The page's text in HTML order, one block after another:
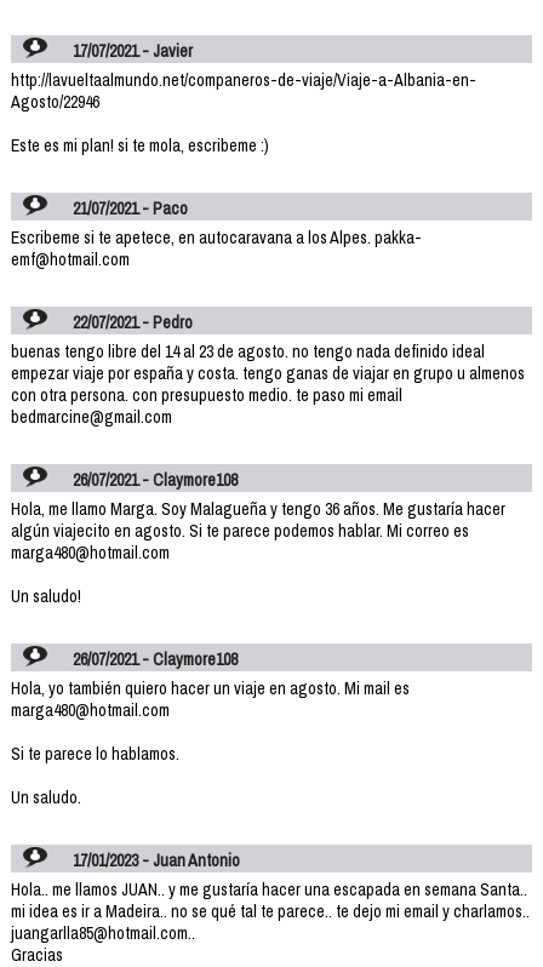
17/07/2021 - Javier
http://lavueltaalmundo.net/companeros-de-viaje/Viaje-a-Albania-en-
Agosto/22946
Este es mi plan! si te mola, escribeme :)
21/07/2021 - Paco
Escribeme si te apetece, en autocaravana a los Alpes. pakka-
emf@hotmail.com
22/07/2021 - Pedro
buenas tengo libre del 14 al 23 de agosto. no tengo nada definido ideal
empezar viaje por españa y costa. tengo ganas de viajar en grupo u almenos
con otra persona. con presupuesto medio. te paso mi email
bedmarcine@gmail.com
26/07/2021 - Claymore108
Hola, me llamo Marga. Soy Malagueña y tengo 36 años. Me gustaría hacer
algún viajecito en agosto. Si te parece podemos hablar. Mi correo es
marga480@hotmail.com
Un saludo!
26/07/2021 - Claymore108
Hola, yo también quiero hacer un viaje en agosto. Mi mail es
marga480@hotmail.com
Si te parece lo hablamos.
Un saludo.
17/01/2023 - Juan Antonio
Hola.. me llamos JUAN.. y me gustaría hacer una escapada en semana Santa..
mi idea es ir a Madeira.. no se qué tal te parece.. te dejo mi email y charlamos..
juangarlla85@hotmail.com..
Gracias